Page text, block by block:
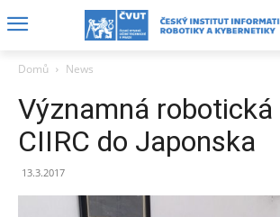
Domů News
Významná robotická
CIIRC do Japonska
13.3.2017